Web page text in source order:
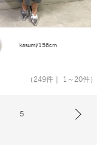
kasumi/156cm
（249件｜ 1～20件）
5